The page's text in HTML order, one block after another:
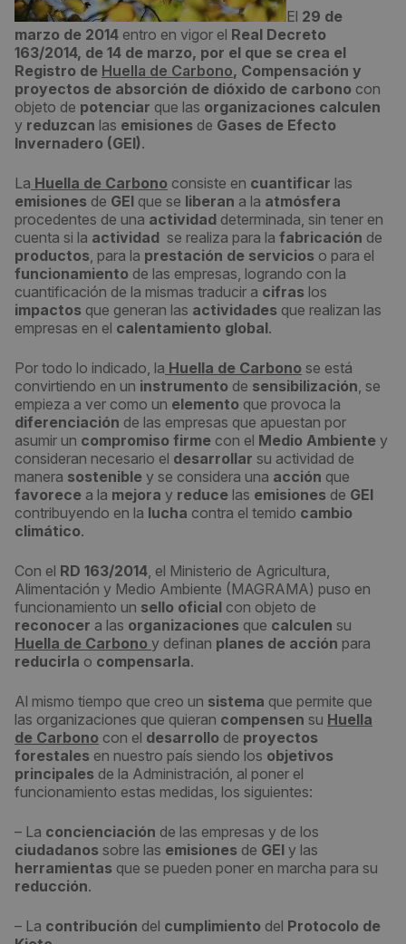
El 29 de
marzo de 2014 entro en vigor el Real Decreto
163/2014, de 14 de marzo, por el que se crea el
Registro de Huella de Carbono, Compensación y
proyectos de absorción de dióxido de carbono con
objeto de potenciar que las organizaciones calculen
y reduzcan las emisiones de Gases de Efecto
Invernadero (GEI).
La Huella de Carbono consiste en cuantificar las
emisiones de GEI que se liberan a la atmósfera
procedentes de una actividad determinada, sin tener en
cuenta si la actividad se realiza para la fabricación de
productos, para la prestación de servicios o para el
funcionamiento de las empresas, logrando con la
cuantificación de la mismas traducir a cifras los
impactos que generan las actividades que realizan las
empresas en el calentamiento global.
Por todo lo indicado, la Huella de Carbono se está
convirtiendo en un instrumento de sensibilización, se
empieza a ver como un elemento que provoca la
diferenciación de las empresas que apuestan por
asumir un compromiso firme con el Medio Ambiente y
consideran necesario el desarrollar su actividad de
manera sostenible y se considera una acción que
favorece a la mejora y reduce las emisiones de GEI
contribuyendo en la lucha contra el temido cambio
climático.
Con el RD 163/2014, el Ministerio de Agricultura,
Alimentación y Medio Ambiente (MAGRAMA) puso en
funcionamiento un sello oficial con objeto de
reconocer a las organizaciones que calculen su
Huella de Carbono y definan planes de acción para
reducirla o compensarla.
Al mismo tiempo que creo un sistema que permite que
las organizaciones que quieran compensen su Huella
de Carbono con el desarrollo de proyectos
forestales en nuestro país siendo los objetivos
principales de la Administración, al poner el
funcionamiento estas medidas, los siguientes:
– La concienciación de las empresas y de los
ciudadanos sobre las emisiones de GEI y las
herramientas que se pueden poner en marcha para su
reducción.
– La contribución del cumplimiento del Protocolo de